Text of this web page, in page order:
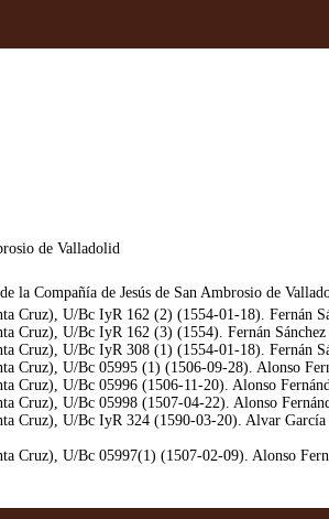
de Valladolid
la Compañía de Jesús de San Ambrosio de
Cruz), U/Bc IyR 162 (2) (1554-01-18). Fernán
Cruz), U/Bc IyR 162 (3) (1554). Fernán
Cruz), U/Bc IyR 308 (1) (1554-01-18). Fernán
Cruz), U/Bc 05995 (1) (1506-09-28). Alonso
Cruz), U/Bc 05996 (1506-11-20). Alonso
Cruz), U/Bc 05998 (1507-04-22). Alonso
Cruz), U/Bc IyR 324 (1590-03-20). Alvar
Cruz), U/Bc 05997(1) (1507-02-09). Alonso